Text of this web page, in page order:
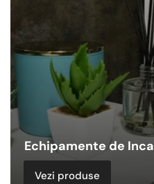
Echipamente de
Vezi produse